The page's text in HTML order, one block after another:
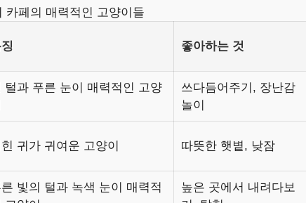
카페의 매력적인 고양이들
좋아하는 것
털과 푸른 눈이 매력적인 고양
쓰다듬어주기, 장난감
놀이
귀가 귀여운 고양이 따뜻한 햇볕, 낮잠
빛의 털과 녹색 눈이 매력적
높은 곳에서 내려다보